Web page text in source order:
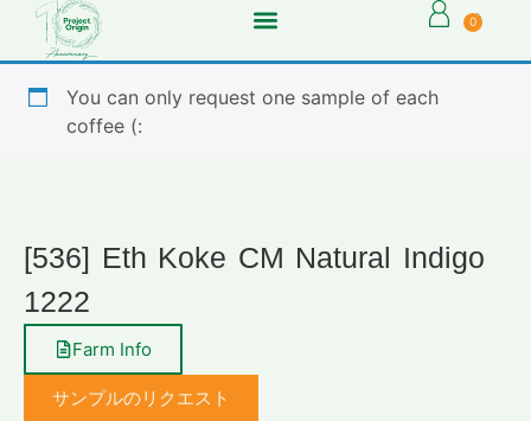
0
You can only request one sample of each
coffee (:
[536] Eth Koke CM Natural Indigo
1222
Farm Info
サンプルのリクエスト